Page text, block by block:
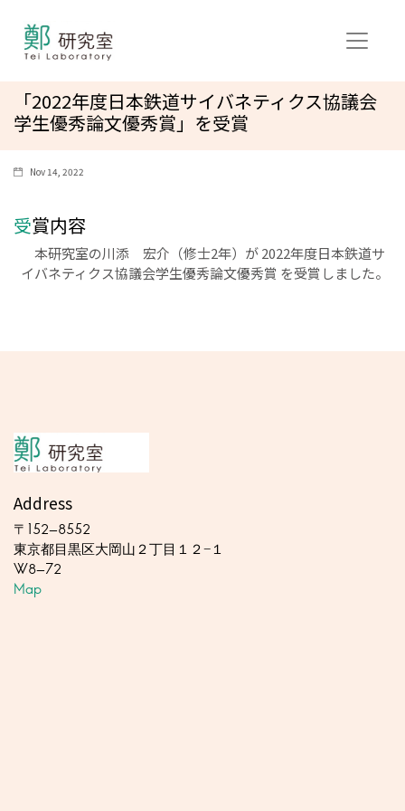
「2022年度日本鉄道サイバネティクス協議会
学生優秀論文優秀賞」を受賞
Nov 14, 2022
受賞内容
本研究室の川添 宏介（修士2年）が 2022年度日本鉄道サ
イバネティクス協議会学生優秀論文優秀賞 を受賞しました。
Address
〒152-8552
東京都目黒区大岡山２丁目１２−１
W8-72
Map